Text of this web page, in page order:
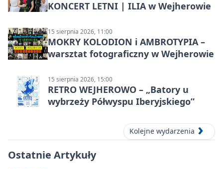
KONCERT LETNI | ILIA w Wejherowie
15 sierpnia 2026, 11:00
MOKRY KOLODION i AMBROTYPIA –
warsztat fotograficzny w Wejherowie
15 sierpnia 2026, 15:00
RETRO WEJHEROWO – „Batory u
wybrzeży Półwyspu Iberyjskiego”
Kolejne wydarzenia
Ostatnie Artykuły